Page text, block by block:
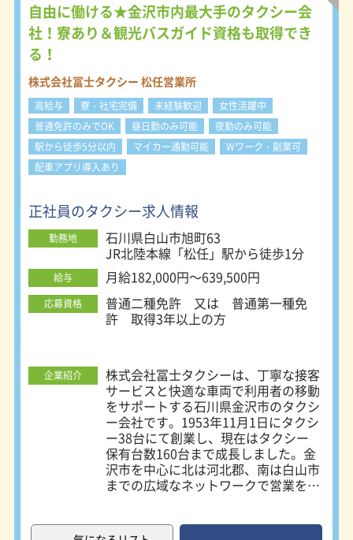
自由に働ける★金沢市内最大手のタクシー会
社！寮あり＆観光バスガイド資格も取得でき
る！
株式会社冨士タクシー 松任営業所
高給与 寮・社宅完備 未経験歓迎
女性活躍中
普通免許のみでOK
昼日勤のみ可能
夜勤のみ可能
駅から徒歩5分以内
マイカー通勤可能
Wワーク・副業可
配車アプリ導入あり
正社員のタクシー求人情報
勤務地
石川県白山市旭町63
JR北陸本線「松任」駅から徒歩1分
給与 月給182,000円～639,500円
応募資格
普通二種免許 又は 普通第一種免
許 取得3年以上の方
企業紹介
株式会社冨士タクシーは、丁寧な接客
サービスと快適な車両で利用者の移動
をサポートする石川県金沢市のタクシ
ー会社です。1953年11月1日にタクシ
ー38台にて創業し、現在はタクシー
保有台数160台まで成長しました。金
沢市を中心に北は河北郡、南は白山市
までの広域なネットワークで営業を行
北陸エリアの観光まで幅広く利用され